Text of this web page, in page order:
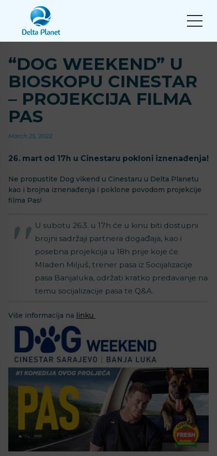
“DOG WEEKEND” U
BIOSKOPU CINESTAR
– PROJEKCIJA FILMA
PAS
March 25, 2022
26. mart od 17h u Cinestaru pokloni iznenađenja!
Ne propustite Dog vikend u Cinestaru u Delta Planetu
kao i brojna iznenađenja i poklone povodom projekcije
filma Pas!
U subotu 26.3. u 17h će u kinu biti dostupni
brojni sadržaji partnera događaja, kao i
posebna projekcija u 18h prije koje će
Mladen Miljuš, trener pasa iz Socijalizacije
pasa Banjaluka, održati kratko predavanje na
temu socijalizacije pasa te Q&A.
Više informacija na linku